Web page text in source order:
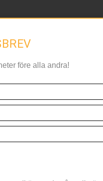
före alla andra!